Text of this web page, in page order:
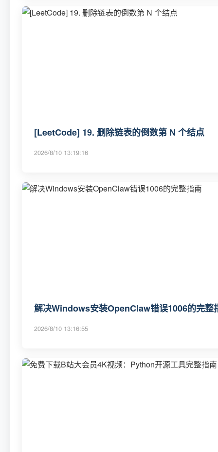
[LeetCode] 19. 删除链表的倒数第 N 个结点
2026/8/10 13:19:16
解决Windows安装OpenClaw错误1006的完整
2026/8/10 13:16:55